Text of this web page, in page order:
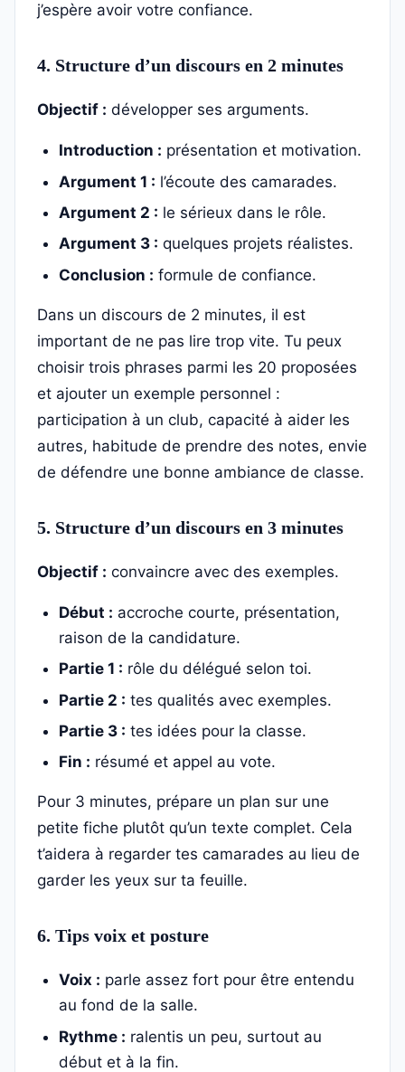
j’espère avoir votre confiance.
4. Structure d’un discours en 2 minutes
Objectif : développer ses arguments.
Introduction : présentation et motivation.
Argument 1 : l’écoute des camarades.
Argument 2 : le sérieux dans le rôle.
Argument 3 : quelques projets réalistes.
Conclusion : formule de confiance.
Dans un discours de 2 minutes, il est
important de ne pas lire trop vite. Tu peux
choisir trois phrases parmi les 20 proposées
et ajouter un exemple personnel :
participation à un club, capacité à aider les
autres, habitude de prendre des notes, envie
de défendre une bonne ambiance de classe.
5. Structure d’un discours en 3 minutes
Objectif : convaincre avec des exemples.
Début : accroche courte, présentation,
raison de la candidature.
Partie 1 : rôle du délégué selon toi.
Partie 2 : tes qualités avec exemples.
Partie 3 : tes idées pour la classe.
Fin : résumé et appel au vote.
Pour 3 minutes, prépare un plan sur une
petite fiche plutôt qu’un texte complet. Cela
t’aidera à regarder tes camarades au lieu de
garder les yeux sur ta feuille.
6. Tips voix et posture
Voix : parle assez fort pour être entendu
au fond de la salle.
Rythme : ralentis un peu, surtout au
début et à la fin.